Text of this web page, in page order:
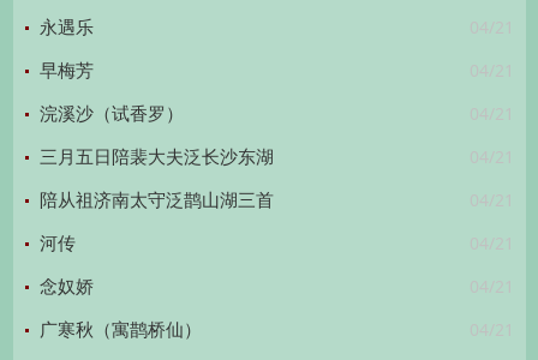
04/21
永遇乐
04/21
早梅芳
04/21
浣溪沙（试香罗）
04/21
三月五日陪裴大夫泛长沙东湖
04/21
陪从祖济南太守泛鹊山湖三首
04/21
河传
04/21
念奴娇
04/21
广寒秋（寓鹊桥仙）